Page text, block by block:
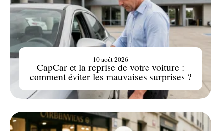
CapCar et la reprise de votre voiture :
comment éviter les mauvaises surprises ?
10 août 2026